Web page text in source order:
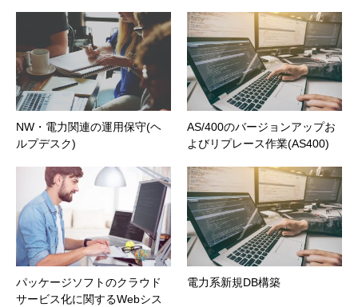
NW・電力関連の運用保守(ヘ
ルプデスク)
AS/400のバージョンアップお
よびリプレース作業(AS400)
パッケージソフトのクラウド
サービス化に関するWebシス
電力系新規DB構築